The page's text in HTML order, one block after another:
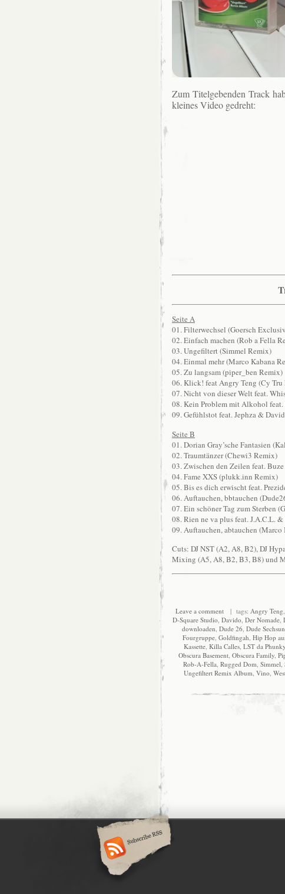
Zum Titelgebenden Track
kleines Video gedreht:
Seite A
01. Filterwechsel (Goersch
02. Einfach machen (Rob a Fella
03. Ungefiltert (Simmel Remix)
04. Einmal mehr (Marco Kabana
05. Zu langsam (piper_ben Remix)
06. Klick! feat Angry Teng (Cy Tru
07. Nicht von dieser Welt feat.
08. Kein Problem mit Alkohol
09. Gefühlstot feat. Jephza &
Seite B
01. Dorian Gray’sche Fantasien
02. Traumtänzer (Chewi3 Remix)
03. Zwischen den Zeilen feat.
04. Fame XXS (plukk.inn Remix)
05. Bis es dich erwischt feat.
06. Auftauchen, bbtauchen
07. Ein schöner Tag zum Sterben
08. Rien ne va plus feat. J.A.C.L.
09. Auftauchen, abtauchen (Marco
Cuts: DJ NST (A2, A8, B2), DJ
Mixing (A5, A8, B2, B3, B8) und
Leave a comment | tags: Angry Teng,
D-Square Studio, Davido, Der Nomade,
downloaden, Dude 26, Dude
Fourgruppe, Goldfingah, Hip Hop
Kassette, Killa Calles, LST da
Obscura Basement, Obscura Family,
Rob-A-Fella, Rugged Dom, Simmel,
Ungefiltert Remix Album, Vino,